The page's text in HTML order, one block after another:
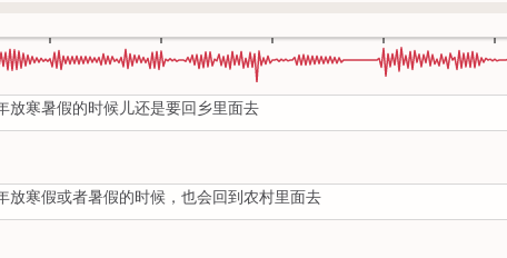
放寒暑假的时候儿还是要回乡里面去
寒假或者暑假的时候，也会回到农村里面去